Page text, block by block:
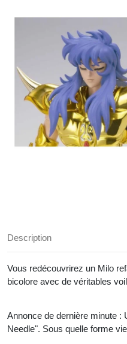
Description
Vous redécouvrirez un Milo
bicolore avec de véritables
Annonce de dernière minute
Needle". Sous quelle forme